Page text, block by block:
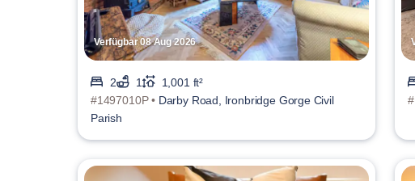
Verfügbar 08 Aug 2026
2 1
1,001 ft²
#1497010P • Darby Road, Ironbridge Gorge Civil
Parish